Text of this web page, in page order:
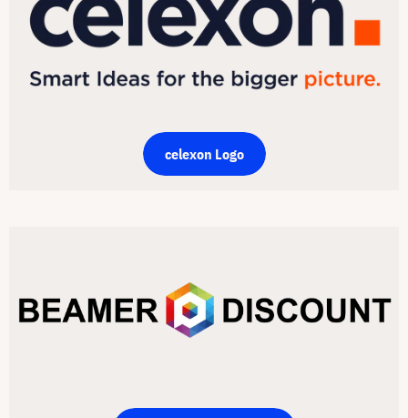
celexon Logo